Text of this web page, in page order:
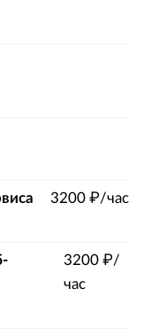
3200 ₽/час
3200 ₽/
час